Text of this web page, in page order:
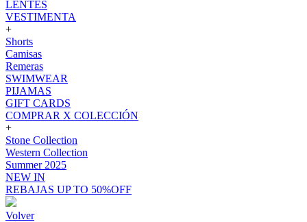
LENTES
VESTIMENTA
+
Shorts
Camisas
Remeras
SWIMWEAR
PIJAMAS
GIFT CARDS
COMPRAR X COLECCIÓN
+
Stone Collection
Western Collection
Summer 2025
NEW IN
REBAJAS UP TO 50%OFF
Volver